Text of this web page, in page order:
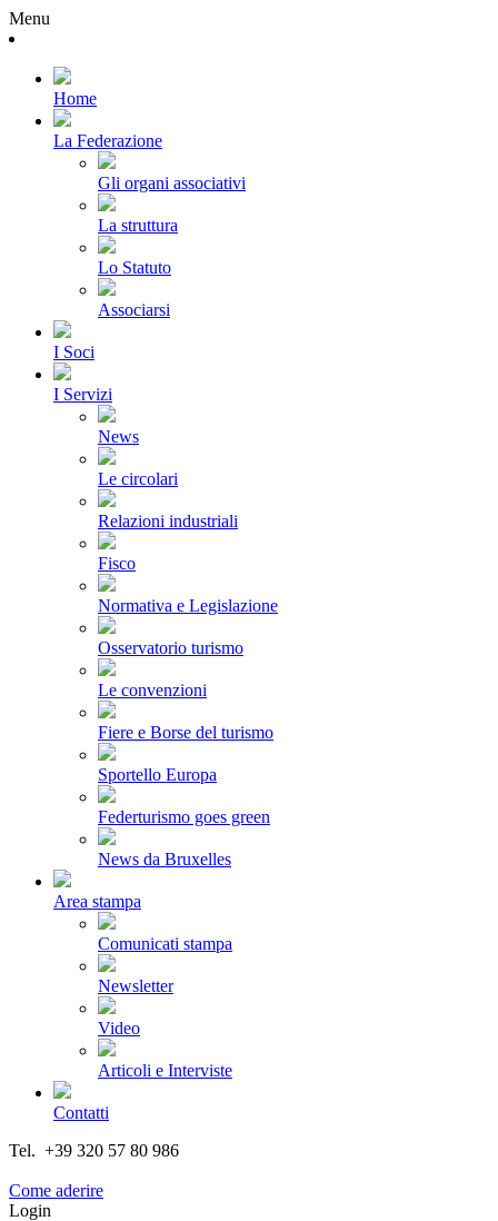
Menu
Home
La Federazione
Gli organi associativi
La struttura
Lo Statuto
Associarsi
I Soci
I Servizi
News
Le circolari
Relazioni industriali
Fisco
Normativa e Legislazione
Osservatorio turismo
Le convenzioni
Fiere e Borse del turismo
Sportello Europa
Federturismo goes green
News da Bruxelles
Area stampa
Comunicati stampa
Newsletter
Video
Articoli e Interviste
Contatti
Tel. +39 320 57 80 986
Come aderire
Login